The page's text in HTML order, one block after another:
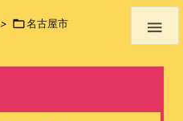

> 名古屋市